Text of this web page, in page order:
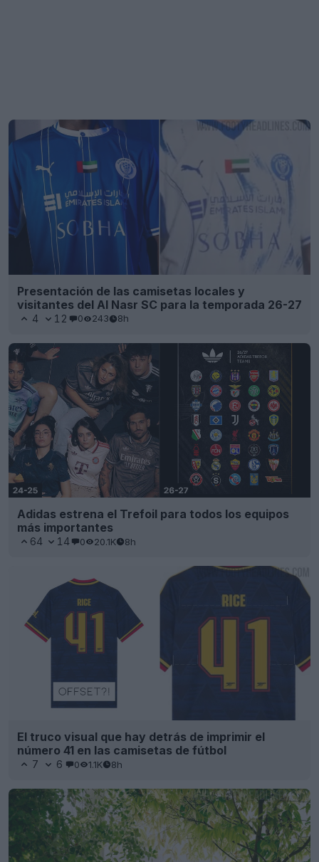
Presentación de las camisetas locales y
visitantes del Al Nasr SC para la temporada 26-27
4 12 0 243 8h
Adidas estrena el Trefoil para todos los equipos
más importantes
64 14 0 20.1K 8h
El truco visual que hay detrás de imprimir el
número 41 en las camisetas de fútbol
7 6 0 1.1K 8h